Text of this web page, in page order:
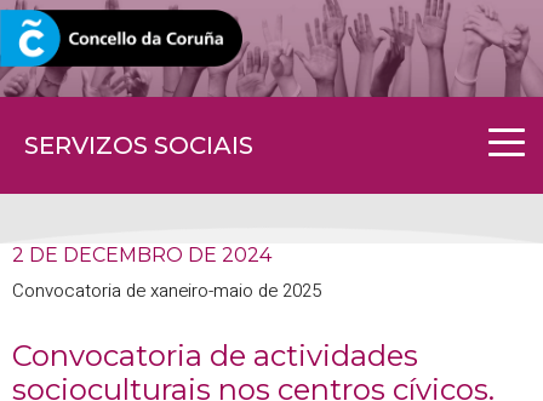
SERVIZOS SOCIAIS
CORUNA.GAL
2 DE DECEMBRO DE 2024
Convocatoria de xaneiro-maio de 2025
Convocatoria de actividades
socioculturais nos centros cívicos.